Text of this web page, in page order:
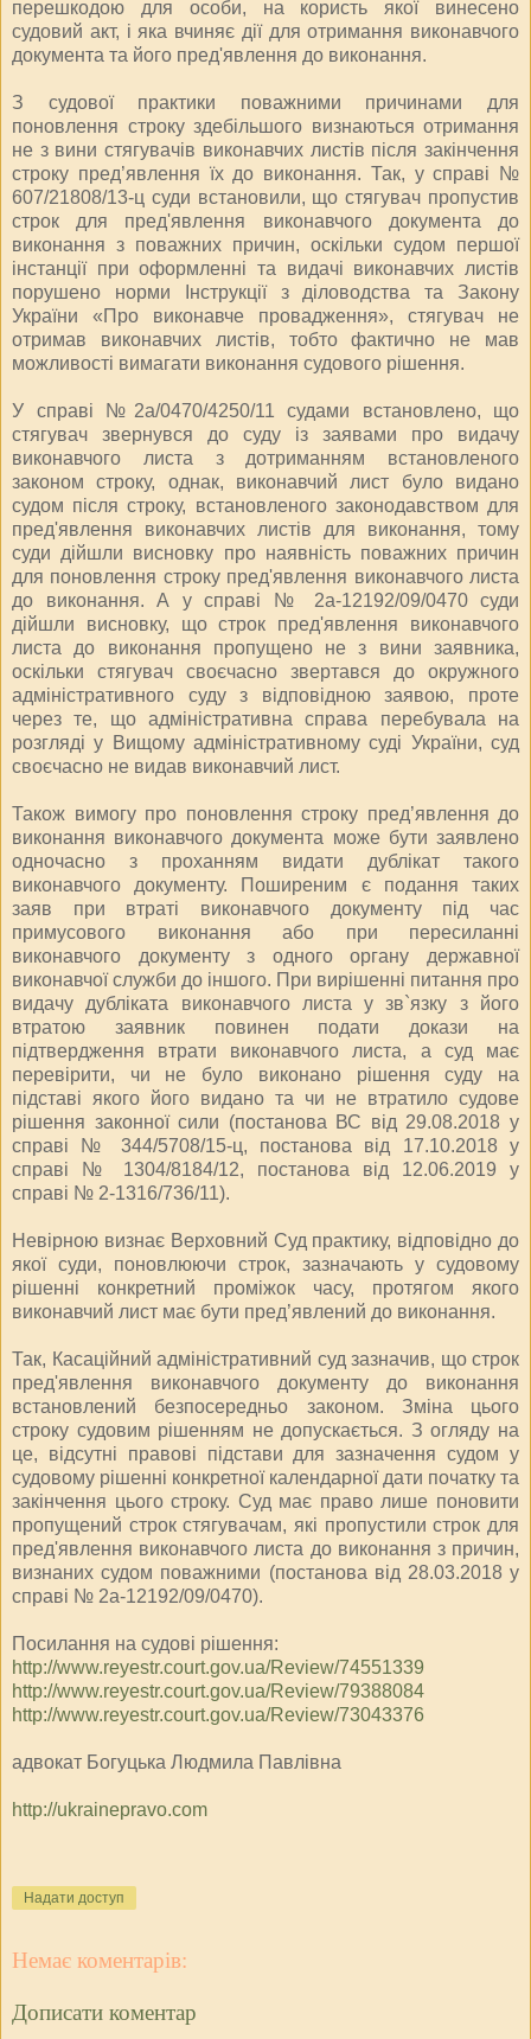
перешкодою для особи, на користь якої винесено
судовий акт, і яка вчиняє дії для отримання виконавчого
документа та його пред'явлення до виконання.
З судової практики поважними причинами для
поновлення строку здебільшого визнаються отримання
не з вини стягувачів виконавчих листів після закінчення
строку пред’явлення їх до виконання. Так, у справі №
607/21808/13-ц суди встановили, що стягувач пропустив
строк для пред'явлення виконавчого документа до
виконання з поважних причин, оскільки судом першої
інстанції при оформленні та видачі виконавчих листів
порушено норми Інструкції з діловодства та Закону
України «Про виконавче провадження», стягувач не
отримав виконавчих листів, тобто фактично не мав
можливості вимагати виконання судового рішення.
У справі №2а/0470/4250/11 судами встановлено, що
стягувач звернувся до суду із заявами про видачу
виконавчого листа з дотриманням встановленого
законом строку, однак, виконавчий лист було видано
судом після строку, встановленого законодавством для
пред'явлення виконавчих листів для виконання, тому
суди дійшли висновку про наявність поважних причин
для поновлення строку пред'явлення виконавчого листа
до виконання. А у справі № 2а-12192/09/0470 суди
дійшли висновку, що строк пред'явлення виконавчого
листа до виконання пропущено не з вини заявника,
оскільки стягувач своєчасно звертався до окружного
адміністративного суду з відповідною заявою, проте
через те, що адміністративна справа перебувала на
розгляді у Вищому адміністративному суді України, суд
своєчасно не видав виконавчий лист.
Також вимогу про поновлення строку пред’явлення до
виконання виконавчого документа може бути заявлено
одночасно з проханням видати дублікат такого
виконавчого документу. Поширеним є подання таких
заяв при втраті виконавчого документу під час
примусового виконання або при пересиланні
виконавчого документу з одного органу державної
виконавчої служби до іншого. При вирішенні питання про
видачу дубліката виконавчого листа у зв`язку з його
втратою заявник повинен подати докази на
підтвердження втрати виконавчого листа, а суд має
перевірити, чи не було виконано рішення суду на
підставі якого його видано та чи не втратило судове
рішення законної сили (постанова ВС від 29.08.2018 у
справі № 344/5708/15-ц, постанова від 17.10.2018 у
справі № 1304/8184/12, постанова від 12.06.2019 у
справі № 2-1316/736/11).
Невірною визнає Верховний Суд практику, відповідно до
якої суди, поновлюючи строк, зазначають у судовому
рішенні конкретний проміжок часу, протягом якого
виконавчий лист має бути пред’явлений до виконання.
Так, Касаційний адміністративний суд зазначив, що строк
пред'явлення виконавчого документу до виконання
встановлений безпосередньо законом. Зміна цього
строку судовим рішенням не допускається. З огляду на
це, відсутні правові підстави для зазначення судом у
судовому рішенні конкретної календарної дати початку та
закінчення цього строку. Суд має право лише поновити
пропущений строк стягувачам, які пропустили строк для
пред'явлення виконавчого листа до виконання з причин,
визнаних судом поважними (постанова від 28.03.2018 у
справі № 2а-12192/09/0470).
Посилання на судові рішення:
http://www.reyestr.court.gov.ua/Review/74551339
http://www.reyestr.court.gov.ua/Review/79388084
http://www.reyestr.court.gov.ua/Review/73043376
адвокат Богуцька Людмила Павлівна
http://ukrainepravo.com
Надати доступ
Немає коментарів:
Дописати коментар